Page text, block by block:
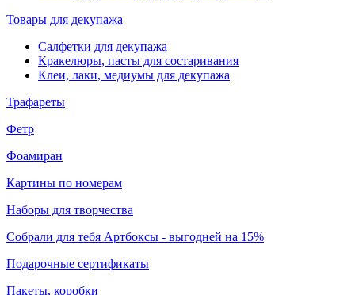
Товары для декупажа
Салфетки для декупажа
Кракелюры, пасты для состаривания
Клеи, лаки, медиумы для декупажа
Трафареты
Фетр
Фоамиран
Картины по номерам
Наборы для творчества
Собрали для тебя Артбоксы - выгодней на 15%
Подарочные сертификаты
Пакеты, коробки